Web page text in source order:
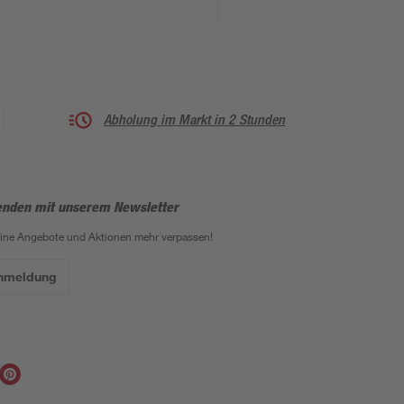
Abholung im Markt in 2 Stunden
mit unserem Newsletter
Angebote und Aktionen mehr verpassen!